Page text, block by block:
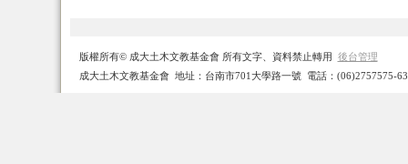
版權所有© 成大土木文教基金會 所有文字、資料禁止轉用 後台管理
成大土木文教基金會 地址：台南市701大學路一號 電話：(06)2757575-